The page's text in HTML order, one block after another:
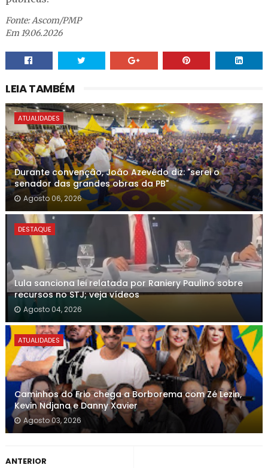
Fonte: Ascom/PMP
Em 19.06.2026
LEIA TAMBÉM
ATUALIDADES
Durante convenção, João Azevêdo diz: "serei o
senador das grandes obras da PB"
Agosto 06, 2026
DESTAQUE
Lula sanciona lei relatada por Raniery Paulino sobre
recursos no STJ; veja vídeos
Agosto 04, 2026
ATUALIDADES
Caminhos do Frio chega a Borborema com Zé Lezin,
Kevin Ndjana e Danny Xavier
Agosto 03, 2026
ANTERIOR